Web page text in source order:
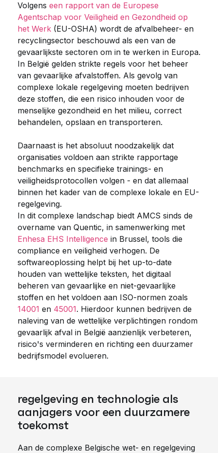
Volgens een rapport van de Europese
Agentschap voor Veiligheid en Gezondheid op
het Werk (EU-OSHA) wordt de afvalbeheer- en
recyclingsector beschouwd als een van de
gevaarlijkste sectoren om in te werken in Europa.
In België gelden strikte regels voor het beheer
van gevaarlijke afvalstoffen. Als gevolg van
complexe lokale regelgeving moeten bedrijven
deze stoffen, die een risico inhouden voor de
menselijke gezondheid en het milieu, correct
behandelen, opslaan en transporteren.
Daarnaast is het absoluut noodzakelijk dat
organisaties voldoen aan strikte rapportage
benchmarks en specifieke trainings- en
veiligheidsprotocollen volgen - en dat allemaal
binnen het kader van de complexe lokale en EU-
regelgeving.
In dit complexe landschap biedt AMCS sinds de
overname van Quentic, in samenwerking met
Enhesa EHS Intelligence in Brussel, tools die
compliance en veiligheid verhogen. De
softwareoplossing helpt bij het up-to-date
houden van wettelijke teksten, het digitaal
beheren van gevaarlijke en niet-gevaarlijke
stoffen en het voldoen aan ISO-normen zoals
14001 en 45001. Hierdoor kunnen bedrijven de
naleving van de wettelijke verplichtingen rondom
gevaarlijk afval in België aanzienlijk verbeteren,
risico's verminderen en richting een duurzamer
bedrijfsmodel evolueren.
regelgeving en technologie als
aanjagers voor een duurzamere
toekomst
Aan de complexe Belgische wet- en regelgeving